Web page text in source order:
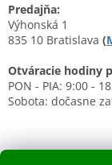
Predajňa:
Výhonská 1
835 10 Bratislava (
Otváracie hodiny
PON - PIA: 9:00 -
Sobota: dočasne